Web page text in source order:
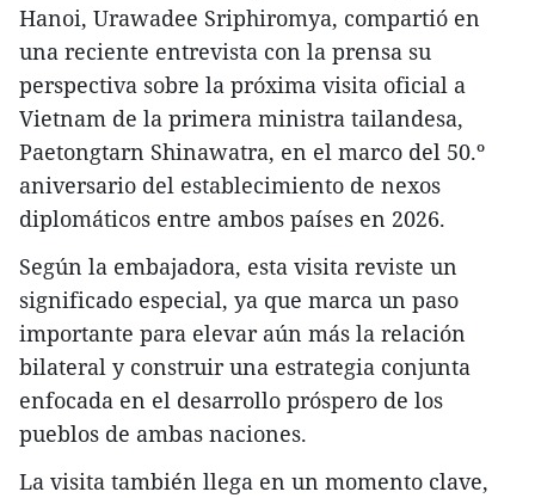
Hanoi, Urawadee Sriphiromya, compartió en
una reciente entrevista con la prensa su
perspectiva sobre la próxima visita oficial a
Vietnam de la primera ministra tailandesa,
Paetongtarn Shinawatra, en el marco del 50.º
aniversario del establecimiento de nexos
diplomáticos entre ambos países en 2026.
Según la embajadora, esta visita reviste un
significado especial, ya que marca un paso
importante para elevar aún más la relación
bilateral y construir una estrategia conjunta
enfocada en el desarrollo próspero de los
pueblos de ambas naciones.
La visita también llega en un momento clave,